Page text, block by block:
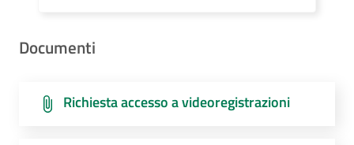
Documenti
Richiesta accesso a videoregistrazioni